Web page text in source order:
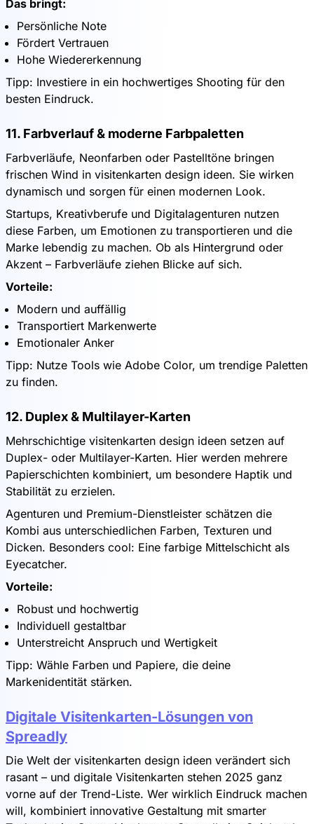
Das bringt:
Persönliche Note
Fördert Vertrauen
Hohe Wiedererkennung
Tipp: Investiere in ein hochwertiges Shooting für den
besten Eindruck.
11. Farbverlauf & moderne Farbpaletten
Farbverläufe, Neonfarben oder Pastelltöne bringen
frischen Wind in visitenkarten design ideen. Sie wirken
dynamisch und sorgen für einen modernen Look.
Startups, Kreativberufe und Digitalagenturen nutzen
diese Farben, um Emotionen zu transportieren und die
Marke lebendig zu machen. Ob als Hintergrund oder
Akzent – Farbverläufe ziehen Blicke auf sich.
Vorteile:
Modern und auffällig
Transportiert Markenwerte
Emotionaler Anker
Tipp: Nutze Tools wie Adobe Color, um trendige Paletten
zu finden.
12. Duplex & Multilayer-Karten
Mehrschichtige visitenkarten design ideen setzen auf
Duplex- oder Multilayer-Karten. Hier werden mehrere
Papierschichten kombiniert, um besondere Haptik und
Stabilität zu erzielen.
Agenturen und Premium-Dienstleister schätzen die
Kombi aus unterschiedlichen Farben, Texturen und
Dicken. Besonders cool: Eine farbige Mittelschicht als
Eyecatcher.
Vorteile:
Robust und hochwertig
Individuell gestaltbar
Unterstreicht Anspruch und Wertigkeit
Tipp: Wähle Farben und Papiere, die deine
Markenidentität stärken.
Digitale Visitenkarten-Lösungen von
Spreadly
Die Welt der visitenkarten design ideen verändert sich
rasant – und digitale Visitenkarten stehen 2025 ganz
vorne auf der Trend-Liste. Wer wirklich Eindruck machen
will, kombiniert innovative Gestaltung mit smarter